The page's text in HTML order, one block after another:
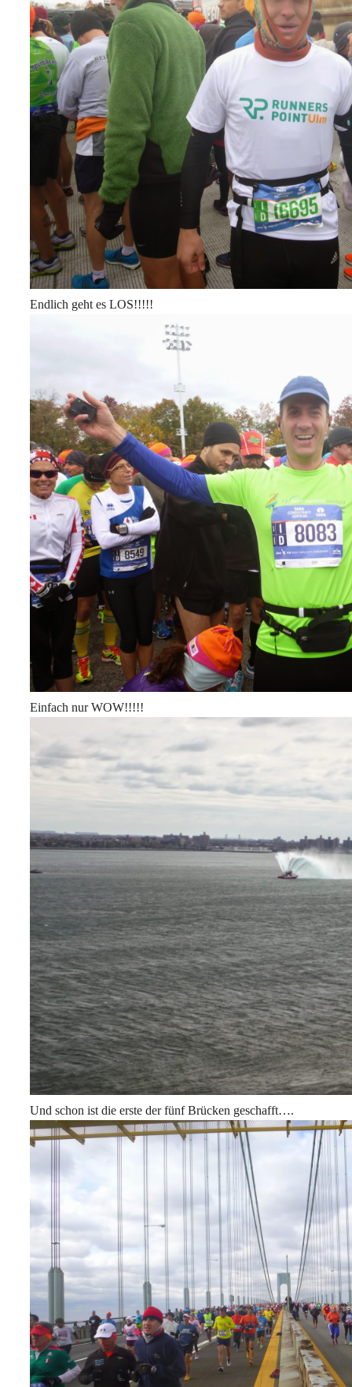
Endlich geht es LOS!!!!!
Einfach nur WOW!!!!!
Und schon ist die erste der fünf Brücken geschafft….